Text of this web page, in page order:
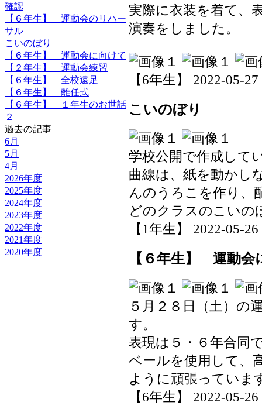
確認
【６年生】 運動会のリハー
サル
こいのぼり
【６年生】 運動会に向けて
【２年生】 運動会練習
【６年生】 全校遠足
【６年生】 離任式
【６年生】 １年生のお世話
２
過去の記事
6月
5月
4月
2026年度
2025年度
2024年度
2023年度
2022年度
2021年度
2020年度
実際に衣装を着て、
演奏をしました。
【6年生】 2022-05-
こいのぼり
学校公開で作成して
曲線は、紙を動かし
んのうろこを作り、
どのクラスのこいの
【1年生】 2022-05-
【６年生】 運動会
５月２８日（土）の
す。
表現は５・６年合同
ベールを使用して、
ように頑張っていま
【6年生】 2022-05-